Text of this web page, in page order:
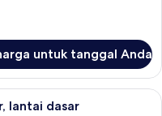
untuk tanggal Anda
Standar, 1 kamar tidur,
lantai dasar